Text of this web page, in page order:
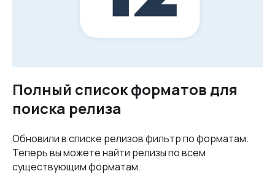
Полный список форматов для
поиска релиза
Обновили в списке релизов фильтр по форматам.
Теперь вы можете найти релизы по всем
существующим форматам.